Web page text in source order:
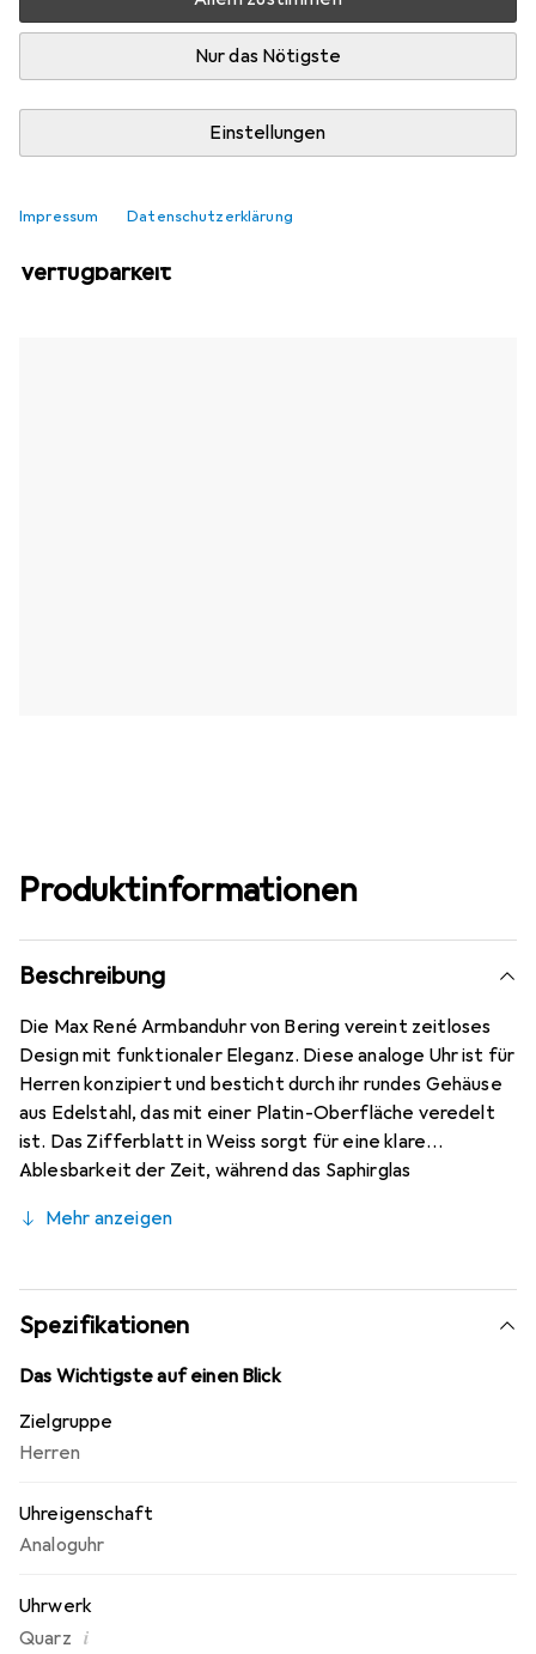
Nur das Nötigste
Einstellungen
Impressum Datenschutzerklärung
Vergleichen Merken
Verfügbarkeit
Produktinformationen
Beschreibung
Die Max René Armbanduhr von Bering vereint zeitloses
Design mit funktionaler Eleganz. Diese analoge Uhr ist für
Herren konzipiert und besticht durch ihr rundes Gehäuse
aus Edelstahl, das mit einer Platin-Oberfläche veredelt
ist. Das Zifferblatt in Weiss sorgt für eine klare
Ablesbarkeit der Zeit, während das Saphirglas
38 Millimetern und einer Gehäusedicke von nur 5
Max René ist bis zu 30 Meter wasserdicht, was sie zu
einem praktischen Begleiter im Alltag macht. Der
Clipverschluss des Armbands aus Edelstahl gewährleistet
einen sicheren Sitz am Handgelenk und ermöglicht ein
funktionales Accessoire, sondern auch ein modisches
Statement.
Mehr anzeigen
Spezifikationen
Das Wichtigste auf einen Blick
Zielgruppe
Herren
Uhreigenschaft
Analoguhr
Uhrwerk
Quarz i